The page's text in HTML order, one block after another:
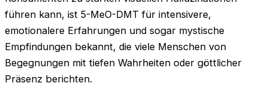
führen kann, ist 5-MeO-DMT für intensivere,
emotionalere Erfahrungen und sogar mystische
Empfindungen bekannt, die viele Menschen von
Begegnungen mit tiefen Wahrheiten oder göttlicher
Präsenz berichten.